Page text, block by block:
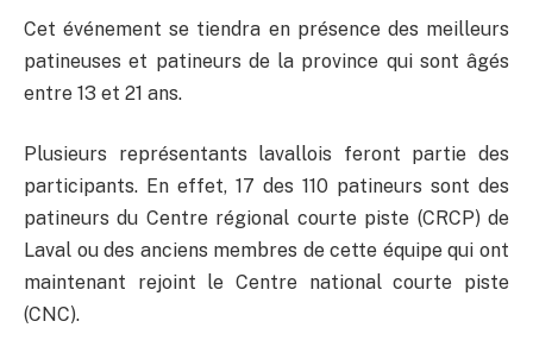
Cet événement se tiendra en présence des meilleurs
patineuses et patineurs de la province qui sont âgés
entre 13 et 21 ans.
Plusieurs représentants lavallois feront partie des
participants. En effet, 17 des 110 patineurs sont des
patineurs du Centre régional courte piste (CRCP) de
Laval ou des anciens membres de cette équipe qui ont
maintenant rejoint le Centre national courte piste
(CNC).